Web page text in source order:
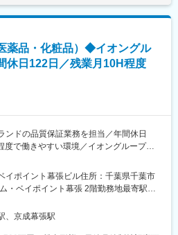
いただきます。
デューサー”としてプロジェクトを推進し
大手小売業に対してイベント企画・提
大型商業施設等で実施する大型案件に関
。
クスタイム制度を導入しており、成果
ライフバランスを大切にできる環境で
しながら、全国のイベント案件を対応し
でのイベントが多いことから、このたび
メインで担っていただく人材を募集しま
薬品・化粧品）◆イオングル
休日122日／残業月10H程度
ンドの品質保証業務を担当／年間休日
度で働きやすい環境／イオングループ
心とした製品に関する、品質保証・品質
先工場の監査業務を担当していただきま
品質を守る業務を一気通貫行う重要なポ
イポイント幕張ビル住所：千葉県千葉市
・ベイポイント幕張 2階勤務地最寄駅：
：敷地内全面禁煙変更の範囲：会社の定
、京成幕張駅